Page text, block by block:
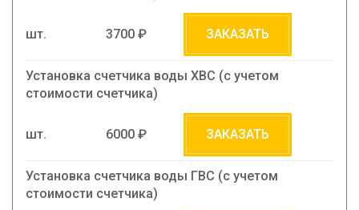
шт. 3700 ₽ ЗАКАЗАТЬ
Установка счетчика воды ХВС (c учетом
стоимости счетчика)
шт. 6000 ₽ ЗАКАЗАТЬ
Установка счетчика воды ГВС (c учетом
стоимости счетчика)